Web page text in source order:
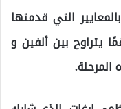
التي قدمتها
يتراوح بين ألفين و